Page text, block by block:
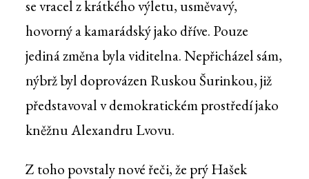
se vracel z krátkého výletu, usměvavý,
hovorný a kamarádský jako dříve. Pouze
jediná změna byla viditelna. Nepřicházel sám,
nýbrž byl doprovázen Ruskou Šurinkou, již
představoval v demokratickém prostředí jako
kněžnu Alexandru Lvovu.
Z toho povstaly nové řeči, že prý Hašek